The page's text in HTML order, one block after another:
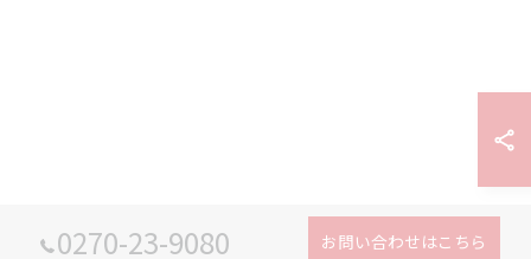
0270-23-9080 お問い合わせはこちら